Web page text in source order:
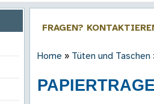
FRAGEN?
Home » Tüten und Taschen